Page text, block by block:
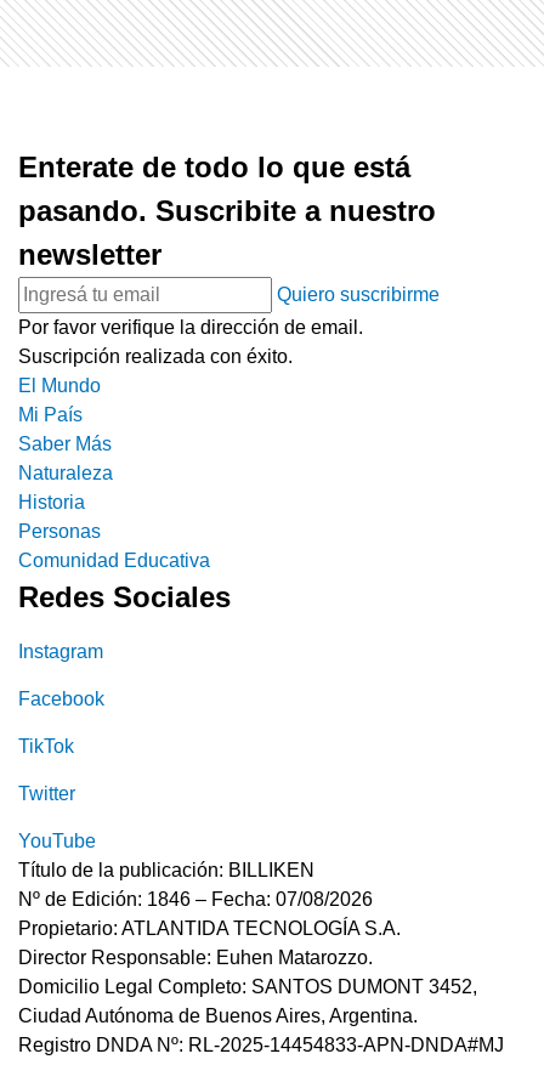
Enterate de todo lo que está
pasando. Suscribite a nuestro
newsletter
Quiero suscribirme
Por favor verifique la dirección de email.
Suscripción realizada con éxito.
El Mundo
Mi País
Saber Más
Naturaleza
Historia
Personas
Comunidad Educativa
Redes Sociales
Instagram
Facebook
TikTok
Twitter
YouTube
Título de la publicación: BILLIKEN
Nº de Edición: 1846 – Fecha: 07/08/2026
Propietario: ATLANTIDA TECNOLOGÍA S.A.
Director Responsable: Euhen Matarozzo.
Domicilio Legal Completo: SANTOS DUMONT 3452,
Ciudad Autónoma de Buenos Aires, Argentina.
Registro DNDA Nº: RL-2025-14454833-APN-DNDA#MJ